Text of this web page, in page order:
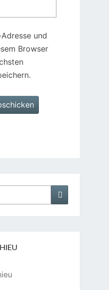
und
Browser
Suchen